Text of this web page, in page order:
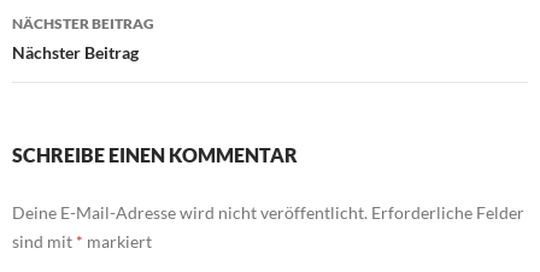
NÄCHSTER BEITRAG
Nächster Beitrag
SCHREIBE EINEN KOMMENTAR
Deine E-Mail-Adresse wird nicht veröffentlicht. Erforderliche Felder
sind mit * markiert